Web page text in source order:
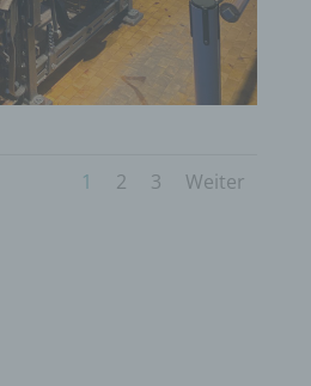
1 2 3 Weiter
Daten
bestimmte persönliche
eine natürliche Person
insbesondere, um Aspekte
wirtschaftlicher Lage,
Person zu